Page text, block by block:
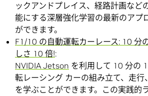
ックアンドプレイス、経路計画など
能にする深層強化学習の最新のアプ
ができます。
F1/10 の自動運転カーレース: 10 分
しさ 10 倍!:
NVIDIA Jetson を利用して 10 分の
転レーシング カーの組み立て、走行
を学ぶことができます。この実践的